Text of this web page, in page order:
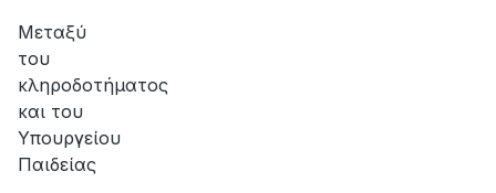
Μεταξύ
του
κληροδοτήματος
και του
Υπουργείου
Παιδείας